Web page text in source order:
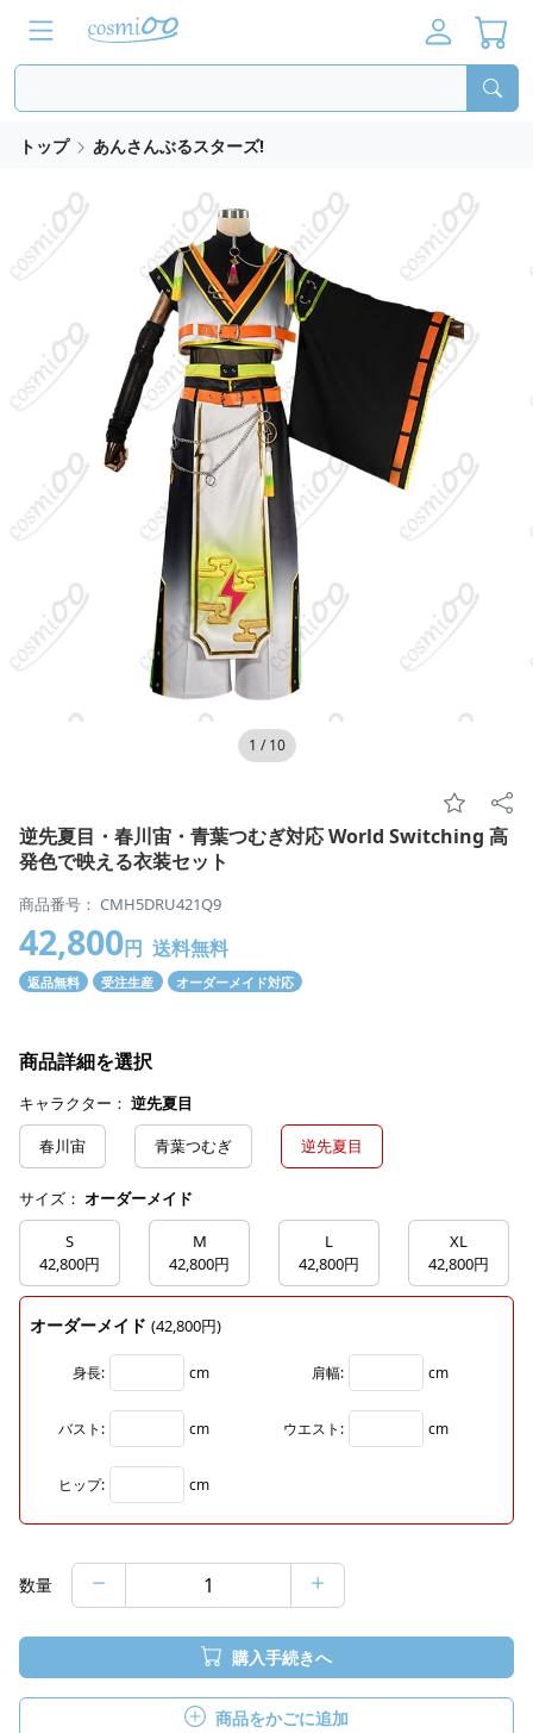
トップ あんさんぶるスターズ!
1 /10
逆先夏目・春川宙・青葉つむぎ対応 World Switching 高
発色で映える衣装セット
商品番号： CMH5DRU421Q9
42,800円 送料無料
返品無料 受注生産 オーダーメイド対応
商品詳細を選択
キャラクター： 逆先夏目
春川宙
青葉つむぎ 逆先夏目
サイズ： オーダーメイド
S
42,800円
M
42,800円
L
42,800円
XL
42,800円
オーダーメイド (42,800円)
身長: cm 肩幅: cm
バスト: cm ウエスト: cm
ヒップ: cm
数量
購入手続きへ
商品をかごに追加